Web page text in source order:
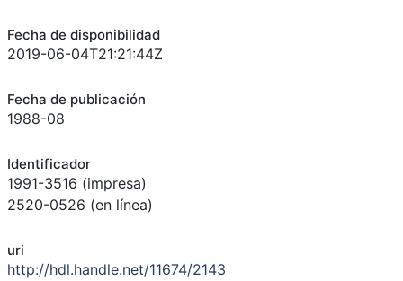
Fecha de disponibilidad
2019-06-04T21:21:44Z
Fecha de publicación
1988-08
Identificador
1991-3516 (impresa)
2520-0526 (en línea)
uri
http://hdl.handle.net/11674/2143